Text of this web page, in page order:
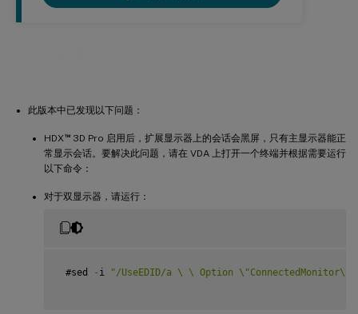
此版本中已发现以下问题：
HDX ™3D Pro 启用后，扩展显示器上的会话会黑屏，只有主显示器能正
常显示会话。要解决此问题，请在 VDA 上打开一个终端并根据需要运行
以下命令：
对于双显示器，请运行：
#sed - i "/UseEDID/a \ \ Option \"ConnectedMonitor\"